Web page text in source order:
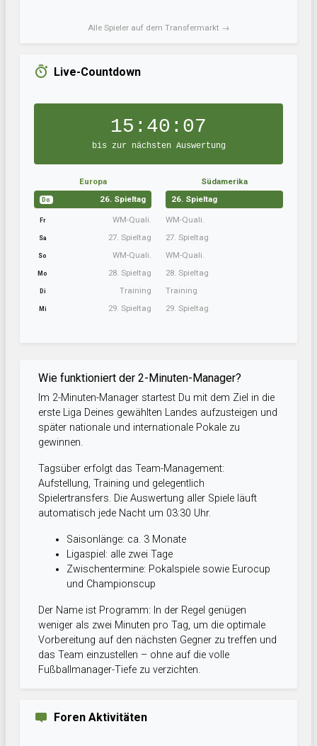
Alle Spieler auf dem Transfermarkt →
Live-Countdown
15:40:07
bis zur nächsten Auswertung
Europa
Do 26. Spieltag
Fr WM-Quali.
Sa 27. Spieltag
So WM-Quali.
Mo 28. Spieltag
Di Training
Mi 29. Spieltag
Südamerika
26. Spieltag
WM-Quali.
27. Spieltag
WM-Quali.
28. Spieltag
Training
29. Spieltag
Wie funktioniert der 2-Minuten-Manager?
Im 2-Minuten-Manager startest Du mit dem Ziel in die
erste Liga Deines gewählten Landes aufzusteigen und
später nationale und internationale Pokale zu
gewinnen.
Tagsüber erfolgt das Team-Management:
Aufstellung, Training und gelegentlich
Spielertransfers. Die Auswertung aller Spiele läuft
automatisch jede Nacht um 03:30 Uhr.
Saisonlänge: ca. 3 Monate
Ligaspiel: alle zwei Tage
Zwischentermine: Pokalspiele sowie Eurocup
und Championscup
Der Name ist Programm: In der Regel genügen
weniger als zwei Minuten pro Tag, um die optimale
Vorbereitung auf den nächsten Gegner zu treffen und
das Team einzustellen – ohne auf die volle
Fußballmanager-Tiefe zu verzichten.
Foren Aktivitäten